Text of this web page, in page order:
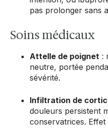
pas prolonger sans
Soins médicaux
Attelle de poignet :
neutre, portée
sévérité.
Infiltration de
douleurs persistent
conservatrices. Effet